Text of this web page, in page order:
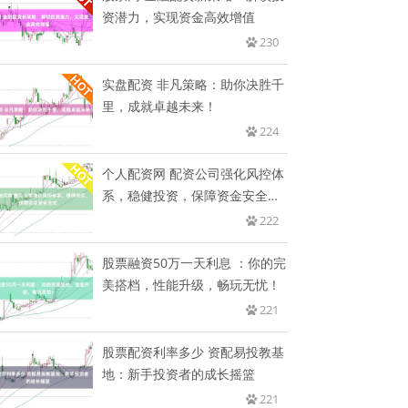
资潜力，实现资金高效增值
230
实盘配资 非凡策略：助你决胜千
里，成就卓越未来！
224
个人配资网 配资公司强化风控体
系，稳健投资，保障资金安全无
222
股票融资50万一天利息 ：你的完
美搭档，性能升级，畅玩无忧！
221
股票配资利率多少 资配易投教基
地：新手投资者的成长摇篮
221